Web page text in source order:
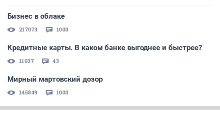
Бизнес в облаке
217073 1000
Кредитные карты. В каком банке выгоднее и быстрее?
11037 43
Мирный мартовский дозор
145849 1000